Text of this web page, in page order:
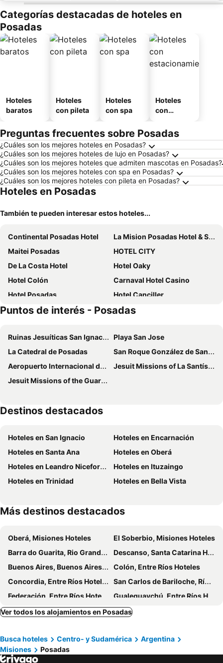
Categorías destacadas de hoteles en
Posadas
Hoteles
baratos
Hoteles
con pileta
Hoteles
con spa
Hoteles
con
miento
Preguntas frecuentes sobre Posadas
¿Cuáles son los mejores hoteles en Posadas?
¿Cuáles son los mejores hoteles de lujo en Posadas?
¿Cuáles son los mejores hoteles que admiten mascotas en Posadas?
¿Cuáles son los mejores hoteles con spa en Posadas?
¿Cuáles son los mejores hoteles con pileta en Posadas?
Hoteles en Posadas
También te pueden interesar estos hoteles...
Continental Posadas Hotel
La Mision Posadas Hotel & Spa
Maitei Posadas
HOTEL CITY
De La Costa Hotel
Hotel Oaky
Hotel Colón
Carnaval Hotel Casino
Hotel Posadas
Hotel Canciller
Hotel Batista
Hosteria Maryland
Alula Hotel Encarnacion
Julio Cesar Hotel
Hotel Grand Lago
Hotel Vanderloo
Class Apart Hotel
Hotel Puesta del Sol
Mandala Hotel
Puntos de interés - Posadas
Ruinas Jesuíticas San Ignacio Miní
Playa San Jose
La Catedral de Posadas
San Roque González de Santa Cruz Bridge
Aeropuerto Internacional de Posadas Libertador General José de San Martín
Jesuit Missions of La Santísima Trinidad de Paraná and Jesús de Tavarangue
Jesuit Missions of the Guaranis. San Ignacio Mini, Santa Ana, Nuestra Señora de Loreto and Santa Maria Mayor Argentina, Ruins of Sao Miguel das Missoe
Destinos destacados
Hoteles en San Ignacio
Hoteles en Encarnación
Hoteles en Santa Ana
Hoteles en Oberá
Hoteles en Leandro Niceforo Alem
Hoteles en Ituzaingo
Hoteles en Trinidad
Hoteles en Bella Vista
Más destinos destacados
Oberá, Misiones Hoteles
El Soberbio, Misiones Hoteles
Barra do Guarita, Rio Grande do Sul Hoteles
Descanso, Santa Catarina Hoteles
Buenos Aires, Buenos Aires Provincia Hoteles
Colón, Entre Ríos Hoteles
Concordia, Entre Ríos Hoteles
San Carlos de Bariloche, Río Negro Hoteles
Federación, Entre Ríos Hoteles
Gualeguaychú, Entre Ríos Hoteles
Puerto Iguazú, Misiones Hoteles
Ushuaia, Tierra del Fuego Hoteles
Ver todos los alojamientos en Posadas
Busca hoteles Centro- y Sudamérica
Argentina
Misiones
Posadas